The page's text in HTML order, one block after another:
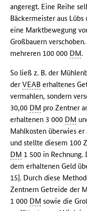
angeregt. Eine Reihe
Bäckermeister aus
eine Marktbewegung
Großbauern
mehreren 100 000 DM.
So ließ z. B. der
derVEAB erhaltenes
vermahlen, sondern
30,00 DM pro Zentner
erhaltenen 3 000 DM
Mahlkosten überwies
und stellte diesem 100
DM 1 500 in Rechnung.
dem erhaltenen Geld
15]. Durch diese
Zentnern Getreide der
1 000 DM sowie die